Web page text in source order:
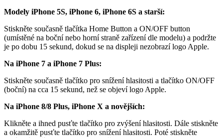
Modely iPhone 5S, iPhone 6, iPhone 6S a starší:
Stiskněte současně tlačítka Home Button a ON/OFF button
(umístěné na boční nebo horní straně zařízení dle modelu) a podržte
je po dobu 15 sekund, dokud se na displeji nezobrazí logo Apple.
Na iPhone 7 a iPhone 7 Plus:
Stiskněte současně tlačítko pro snížení hlasitosti a tlačítko ON/OFF
(boční) na cca 15 sekund, než se objeví logo Apple.
Na iPhone 8/8 Plus, iPhone X a novějších:
Klikněte a ihned pusťte tlačítko pro zvýšení hlasitosti. Dále stiskněte
a okamžitě pusťte tlačítko pro snížení hlasitosti. Poté stiskněte